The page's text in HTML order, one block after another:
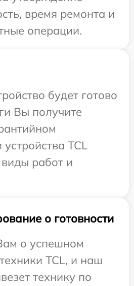
время ремонта и
операции.
будет готово
Вы получите
TCL
работ и
о готовности
о успешном
TCL, и наш
технику по